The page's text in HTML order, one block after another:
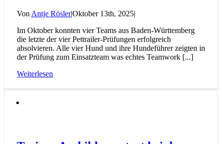
Von Antje Rösler|Oktober 13th, 2025|
Im Oktober konnten vier Teams aus Baden-Württemberg
die letzte der vier Pettrailer-Prüfungen erfolgreich
absolvieren. Alle vier Hund und ihre Hundeführer zeigten in
der Prüfung zum Einsatzteam was echtes Teamwork [...]
Weiterlesen